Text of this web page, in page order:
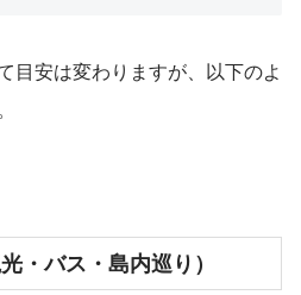
目安は変わりますが、以下のよ
・バス・島内巡り）